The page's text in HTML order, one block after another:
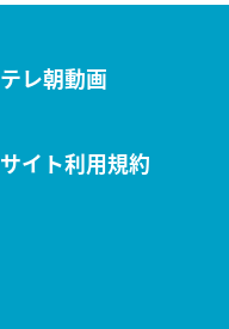
テレ朝動画
サイト利用規約